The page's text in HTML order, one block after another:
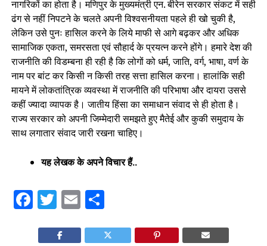
नागरिकों का होता है। मणिपुर के मुख्यमंत्री एन. बीरेन सरकार संकट में सही
ढंग से नहीं निपटने के चलते अपनी विश्वसनीयता पहले ही खो चुकी है,
लेकिन उसे पुनः हासिल करने के लिये माफी से आगे बढ़कर और अधिक
सामाजिक एकता, समरसता एवं सौहार्द के प्रयत्न करने होंगे। हमारे देश की
राजनीति की विडम्बना ही रही है कि लोगों को धर्म, जाति, वर्ग, भाषा, वर्ण के
नाम पर बांट कर किसी न किसी तरह सत्ता हासिल करना। हालांकि सही
मायने में लोकतांत्रिक व्यवस्था में राजनीति की परिभाषा और दायरा उससे
कहीं ज्यादा व्यापक है। जातीय हिंसा का समाधान संवाद से ही होता है।
राज्य सरकार को अपनी जिम्मेदारी समझते हुए मैतेई और कुकी समुदाय के
साथ लगातार संवाद जारी रखना चाहिए।
यह लेखक के अपने विचार हैं..
Facebook
Twitter
EmailShare